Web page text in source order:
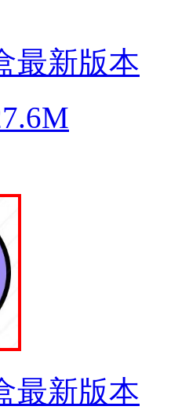
最新版本
最新版本